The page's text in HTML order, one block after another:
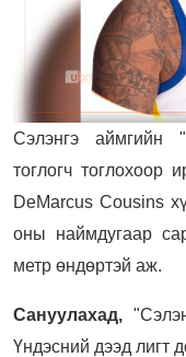
Сэлэнгэ аймгийн
тоглогч тоглохоор
DeMarcus Cousins
оны наймдугаар
метр өндөртэй аж.
Сануулахад,
Үндэсний дээд лигт